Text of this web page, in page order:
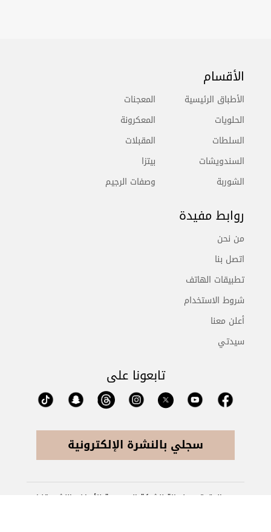
الأقسام
الأطباق الرئيسية
الحلويات
السلطات
السندويشات
الشوربة
المعجنات
المعكرونة
المقبلات
بيتزا
وصفات الرجيم
روابط مفيدة
من نحن
اتصل بنا
تطبيقات الهاتف
شروط الاستخدام
أعلن معنا
سيدتي
تابعونا على
سجلي بالنشرة الإلكترونية
جميع الحقوق محفوظة للشركة السعودية للأبحاث والنشر وتخضع